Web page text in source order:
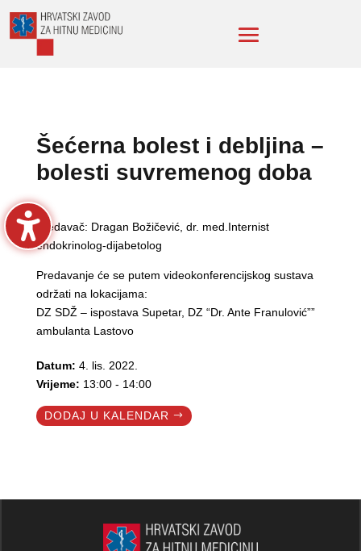
Šećerna bolest i debljina –
bolesti suvremenog doba
Predavač: Dragan Božičević, dr. med.Internist
endokrinolog-dijabetolog
Predavanje će se putem videokonferencijskog sustava
održati na lokacijama:
DZ SDŽ – ispostava Supetar, DZ “Dr. Ante Franulović””
ambulanta Lastovo
Datum: 4. lis. 2022.
Vrijeme: 13:00 - 14:00
DODAJ U KALENDAR